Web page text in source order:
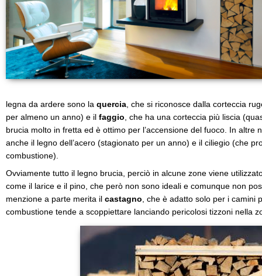
legna da ardere sono la quercia , che si riconosce dalla corteccia
per almeno un anno) e il faggio , che ha una corteccia più liscia
brucia molto in fretta ed è ottimo per l’accensione del fuoco. In altre
anche il legno dell’acero (stagionato per un anno) e il ciliegio (che
combustione).
Ovviamente tutto il legno brucia, perciò in alcune zone viene
come il larice e il pino, che però non sono ideali e comunque non
menzione a parte merita il castagno , che è adatto solo per i
combustione tende a scoppiettare lanciando pericolosi tizzoni nella